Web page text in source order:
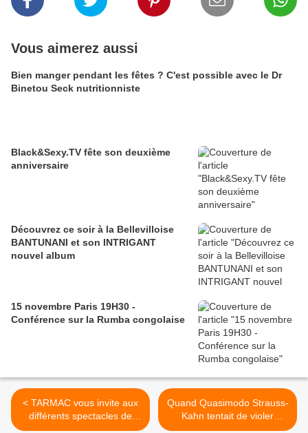
Vous aimerez aussi
Bien manger pendant les fêtes ? C'est possible avec le Dr
Binetou Seck nutritionniste
Black&Sexy.TV fête son deuxième
anniversaire
Découvrez ce soir à la Bellevilloise
BANTUNANI et son INTRIGANT
nouvel album
15 novembre Paris 19H30 -
Conférence sur la Rumba congolaise
< TARMAC vous invite aux
différents spectacles de
notre Festival Outre-Mer
Quand Quasimodo Strauss-
Kahn tentait de violer
Tristane Banon, raconté